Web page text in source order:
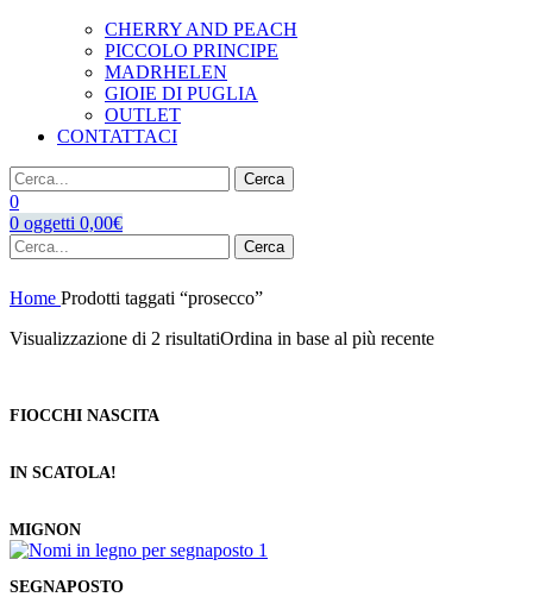
CHERRY AND PEACH
PICCOLO PRINCIPE
MADRHELEN
GIOIE DI PUGLIA
OUTLET
CONTATTACI
Cerca
0
0 oggetti 0,00€
Cerca
Home Prodotti taggati “prosecco”
Visualizzazione di 2 risultatiOrdina in base al più recente
FIOCCHI NASCITA
IN SCATOLA!
MIGNON
SEGNAPOSTO